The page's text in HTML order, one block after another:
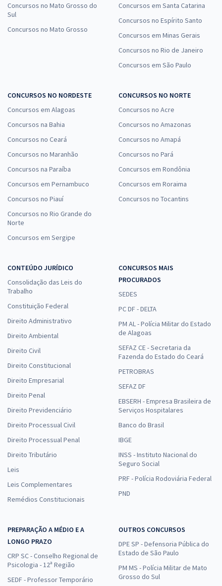
Concursos no Mato Grosso do
Sul
Concursos no Mato Grosso
Concursos em Santa Catarina
Concursos no Espírito Santo
Concursos em Minas Gerais
Concursos no Rio de Janeiro
Concursos em São Paulo
CONCURSOS NO NORDESTE
Concursos em Alagoas
Concursos na Bahia
Concursos no Ceará
Concursos no Maranhão
Concursos na Paraíba
Concursos em Pernambuco
Concursos no Piauí
Concursos no Rio Grande do
Norte
Concursos em Sergipe
CONCURSOS NO NORTE
Concursos no Acre
Concursos no Amazonas
Concursos no Amapá
Concursos no Pará
Concursos em Rondônia
Concursos em Roraima
Concursos no Tocantins
CONTEÚDO JURÍDICO
Consolidação das Leis do
Trabalho
Constituição Federal
Direito Administrativo
Direito Ambiental
Direito Civil
Direito Constitucional
Direito Empresarial
Direito Penal
Direito Previdenciário
Direito Processual Civil
Direito Processual Penal
Direito Tributário
Leis
Leis Complementares
Remédios Constitucionais
CONCURSOS MAIS
PROCURADOS
SEDES
PC DF - DELTA
PM AL - Polícia Militar do Estado
de Alagoas
SEFAZ CE - Secretaria da
Fazenda do Estado do Ceará
PETROBRAS
SEFAZ DF
EBSERH - Empresa Brasileira de
Serviços Hospitalares
Banco do Brasil
IBGE
INSS - Instituto Nacional do
Seguro Social
PRF - Polícia Rodoviária Federal
PND
PREPARAÇÃO A MÉDIO E A
LONGO PRAZO
CRP SC - Conselho Regional de
Psicologia - 12ª Região
SEDF - Professor Temporário
OUTROS CONCURSOS
DPE SP - Defensoria Pública do
Estado de São Paulo
PM MS - Polícia Militar de Mato
Grosso do Sul